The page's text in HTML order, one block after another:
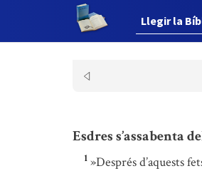
Llegir la
Esdres s’assabenta
1 »Després d’aquests